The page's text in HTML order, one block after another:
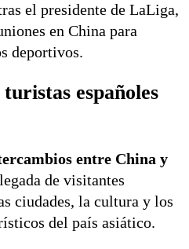
el presidente de LaLiga,
en China para
deportivos.
españoles
entre China y
de visitantes
ciudades, la cultura y los
del país asiático.